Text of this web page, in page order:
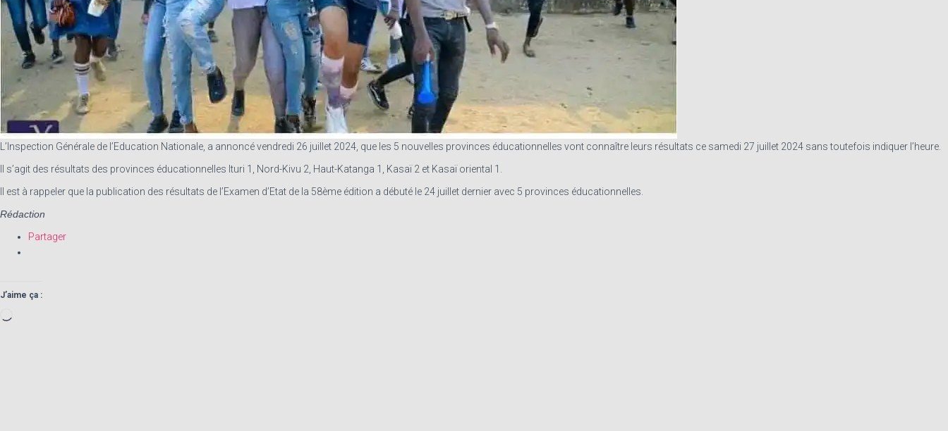
L’Inspection Générale de l’Education Nationale, a annoncé vendredi 26 juillet 2024, que les 5 nouvelles provinces éducationnelles vont connaître leurs résultats ce samedi 27 juillet 2024 sans toutefois indiquer l’heure.
Il s’agit des résultats des provinces éducationnelles Ituri 1, Nord-Kivu 2, Haut-Katanga 1, Kasaï 2 et Kasaï oriental 1.
Il est à rappeler que la publication des résultats de l’Examen d’Etat de la 58ème édition a débuté le 24 juillet dernier avec 5 provinces éducationnelles.
Rédaction
Partager
J’aime ça :